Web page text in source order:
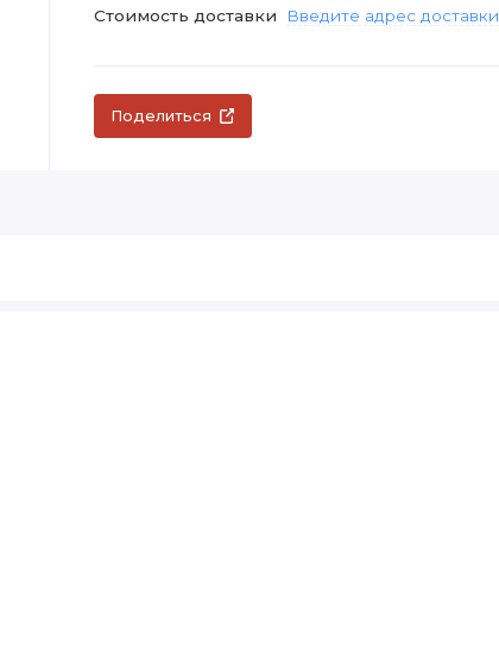
Стоимость доставки Введите адрес доставки
Поделиться